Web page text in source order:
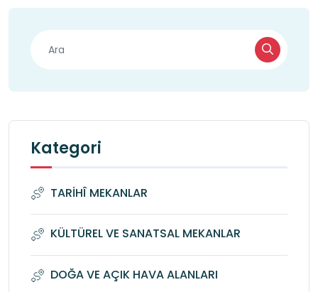
Kategori
TARİHÎ MEKANLAR
KÜLTÜREL VE SANATSAL MEKANLAR
DOĞA VE AÇIK HAVA ALANLARI